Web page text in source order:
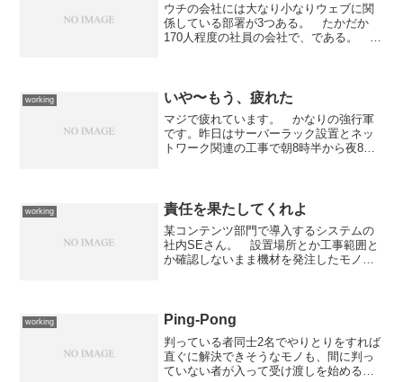
ウチの会社には大なり小なりウェブに関
係している部署が3つある。 たかだか
170人程度の社員の会社で、である。 一
のように営業関連...
working いや〜もう、疲れた
マジで疲れています。 かなりの強行軍
です。昨日はサーバーラック設置とネッ
トワーク関連の工事で朝8時半から夜8時
ました。 トラブルも幾...
working 責任を果たしてくれよ
某コンテンツ部門で導入するシステムの
社内SEさん。 設置場所とか工事範囲と
か確認しないまま機材を発注したモノだ
台、KVM1台、TA...
working Ping-Pong
判っている者同士2名でやりとりをすれば
直ぐに解決できそうなモノも、間に判っ
ていない者が入って受け渡しを始めると